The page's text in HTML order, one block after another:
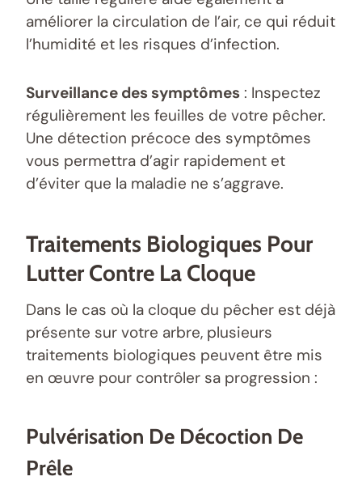
améliorer la circulation de l’air, ce qui réduit
l’humidité et les risques d’infection.
Surveillance des symptômes : Inspectez
régulièrement les feuilles de votre pêcher.
Une détection précoce des symptômes
vous permettra d’agir rapidement et
d’éviter que la maladie ne s’aggrave.
Traitements Biologiques Pour
Lutter Contre La Cloque
Dans le cas où la cloque du pêcher est déjà
présente sur votre arbre, plusieurs
traitements biologiques peuvent être mis
en œuvre pour contrôler sa progression :
Pulvérisation De Décoction De
Prêle